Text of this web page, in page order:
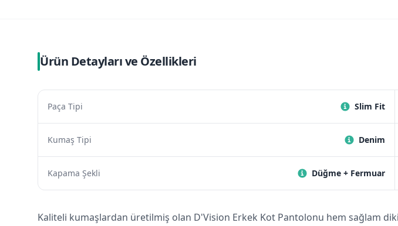
Ürün Detayları ve Özellikleri
Paça Tipi Slim Fit
Kumaş Tipi Denim
Kapama Şekli Düğme + Fermuar
Kaliteli kumaşlardan üretilmiş olan D'Vision Erkek Kot Pantolonu hem sağlam